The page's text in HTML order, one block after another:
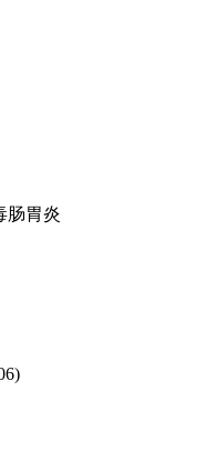
肠胃炎